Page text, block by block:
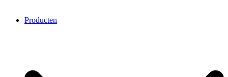
Negenennegentig kubussen
Producten